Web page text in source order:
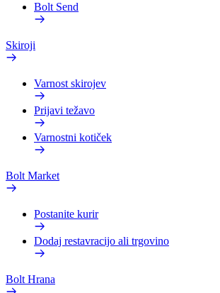
Bolt Send
Skiroji
Varnost skirojev
Prijavi težavo
Varnostni kotiček
Bolt Market
Postanite kurir
Dodaj restavracijo ali trgovino
Bolt Hrana